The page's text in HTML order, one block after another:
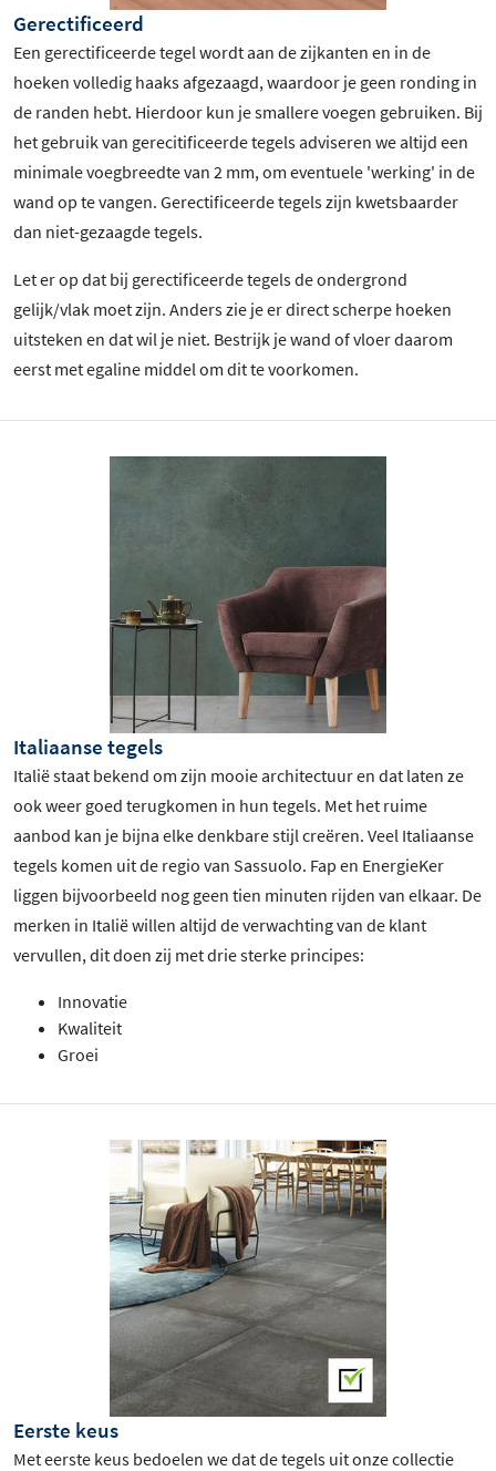
Gerectificeerd
Een gerectificeerde tegel wordt aan de zijkanten en in de
hoeken volledig haaks afgezaagd, waardoor je geen ronding in
de randen hebt. Hierdoor kun je smallere voegen gebruiken. Bij
het gebruik van gerecitificeerde tegels adviseren we altijd een
minimale voegbreedte van 2 mm, om eventuele 'werking' in de
wand op te vangen. Gerectificeerde tegels zijn kwetsbaarder
dan niet-gezaagde tegels.
Let er op dat bij gerectificeerde tegels de ondergrond
gelijk/vlak moet zijn. Anders zie je er direct scherpe hoeken
uitsteken en dat wil je niet. Bestrijk je wand of vloer daarom
eerst met egaline middel om dit te voorkomen.
Italiaanse tegels
Italië staat bekend om zijn mooie architectuur en dat laten ze
ook weer goed terugkomen in hun tegels. Met het ruime
aanbod kan je bijna elke denkbare stijl creëren. Veel Italiaanse
tegels komen uit de regio van Sassuolo. Fap en EnergieKer
liggen bijvoorbeeld nog geen tien minuten rijden van elkaar. De
merken in Italië willen altijd de verwachting van de klant
vervullen, dit doen zij met drie sterke principes:
Innovatie
Kwaliteit
Groei
Eerste keus
Met eerste keus bedoelen we dat de tegels uit onze collectie